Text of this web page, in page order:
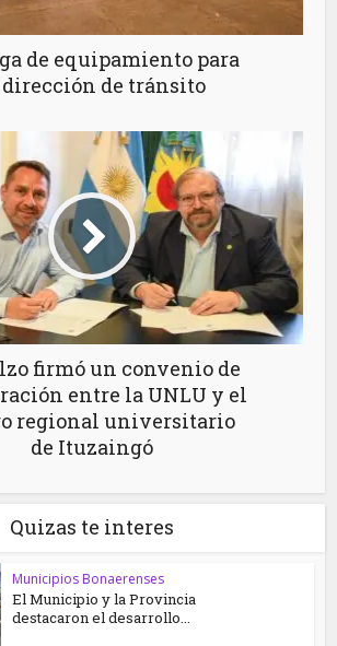
de equipamiento para
de tránsito
firmó un convenio de
entre la UNLU y el
regional universitario
de Ituzaingó
Quizas te interes
Municipios Bonaerenses
El Municipio y la Provincia
destacaron el desarrollo...